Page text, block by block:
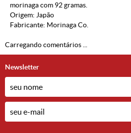
morinaga com 92 gramas.
Origem: Japão
Fabricante: Morinaga Co.
Carregando comentários ...
Newsletter